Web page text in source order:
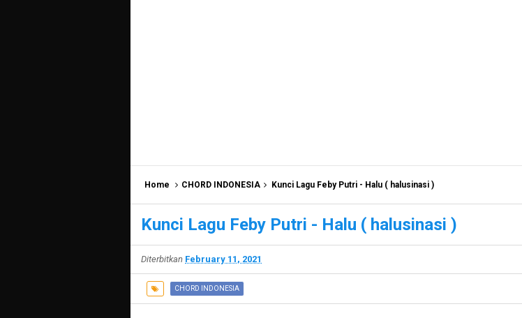
Home CHORD INDONESIA Kunci Lagu Feby Putri - Halu ( halusinasi )
Kunci Lagu Feby Putri - Halu ( halusinasi )
Diterbitkan February 11, 2021
CHORD INDONESIA